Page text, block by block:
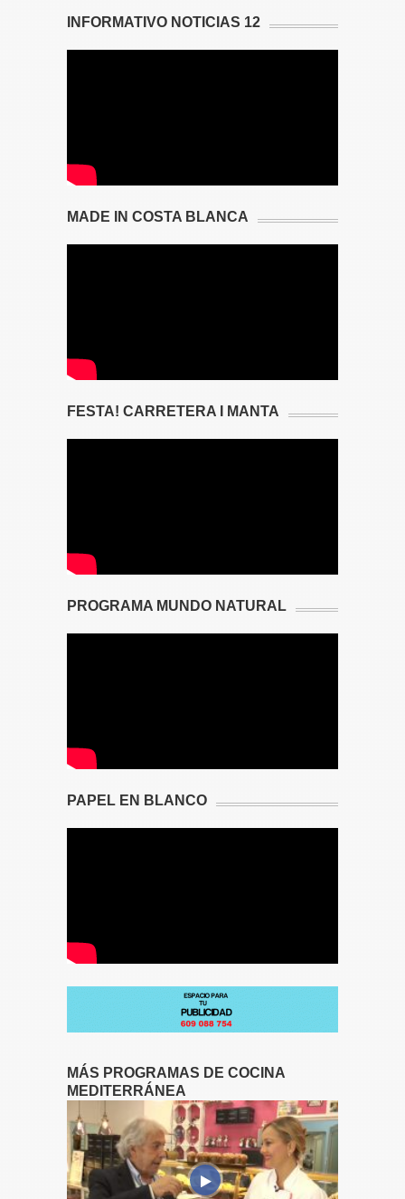
INFORMATIVO NOTICIAS 12
MADE IN COSTA BLANCA
FESTA! CARRETERA I MANTA
PROGRAMA MUNDO NATURAL
PAPEL EN BLANCO
MÁS PROGRAMAS DE COCINA
MEDITERRÁNEA